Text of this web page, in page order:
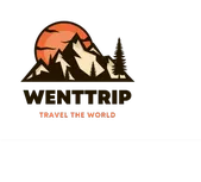
Pular
para